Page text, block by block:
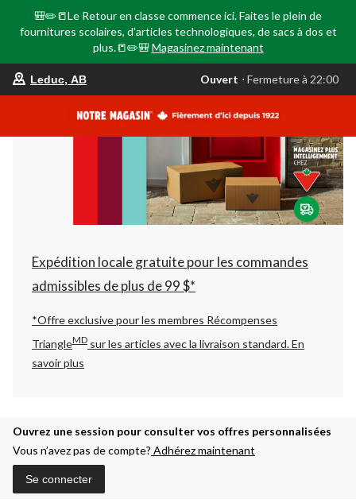
🎒✏️📒Le Retour en classe commence ici. Faites le plein de
fournitures scolaires, d'articles technologiques, de sacs à dos et
plus.📒✏️🎒 Magasinez maintenant
votre
est
AB,
Ouvert,
Fermeture
à
22:00
changer
Leduc, AB Ouvert ⋅ Fermeture à 22:00
Expédition locale gratuite pour les commandes
admissibles de plus de 99 $*
*Offre exclusive pour les membres Récompenses
TriangleMD sur les articles avec la livraison standard.En
savoir plus
Ouvrez une session pour consulter vos offres personnalisées
Vous n’avez pas de compte? Adhérez maintenant
Se connecter